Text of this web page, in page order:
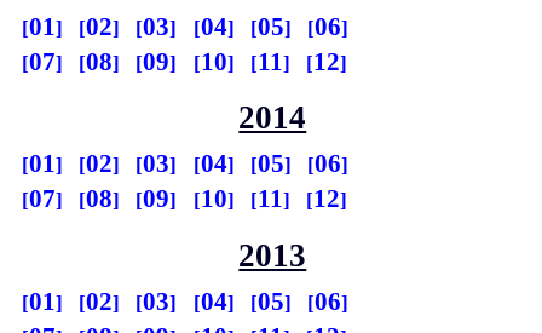
01 02 03 04 05
06
07
08 09 10 11 12
2014
01 02 03 04 05
06
07
08 09 10 11 12
2013
01 02 03 04 05
06